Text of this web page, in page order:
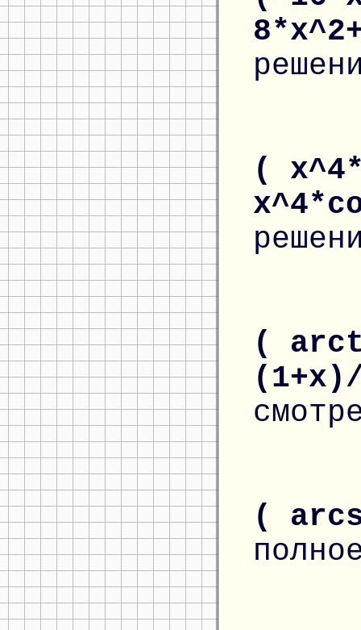
(
(
(